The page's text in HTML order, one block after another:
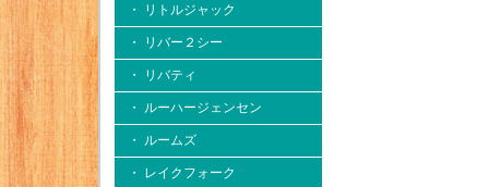
・ リトルジャック
・ リバー２シー
・ リバティ
・ ルーハージェンセン
・ ルームズ
・ レイクフォーク